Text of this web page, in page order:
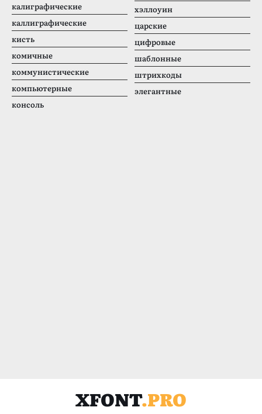
калиграфические
каллиграфические
кисть
комичные
коммунистические
компьютерные
консоль
хэллоуин
царские
цифровые
шаблонные
штрихкоды
элегантные
XFONT.PRO